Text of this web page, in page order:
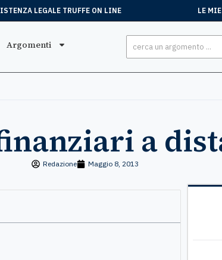
LEGALE TRUFFE ON LINE LE
Argomenti
a
Redazione Maggio 8, 2013